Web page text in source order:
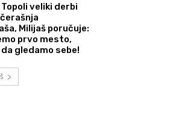
Topoli veliki derbi
Milijaš poručuje:
prvo mesto,
gledamo sebe!